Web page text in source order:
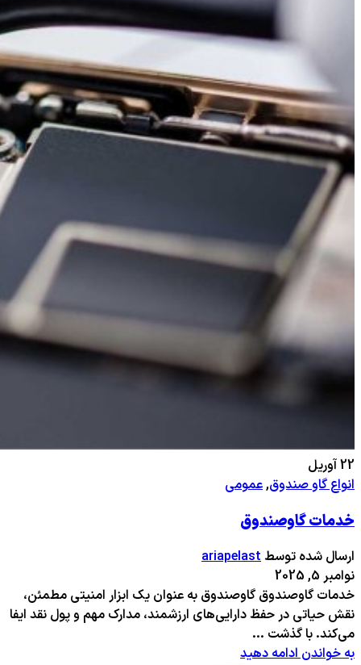
22آوریل
انواع گاو صندوق,عمومی
خدمات گاوصندوق
ارسال شده توسط ariapelast
نوامبر 5, 2025
خدمات گاوصندوق گاوصندوق به عنوان یک ابزار امنیتی مطمئن،
نقش حیاتی در حفظ دارایی‌های ارزشمند، مدارک مهم و پول نقد ایفا
می‌کند. با گذشت ...
به خواندن ادامه دهید